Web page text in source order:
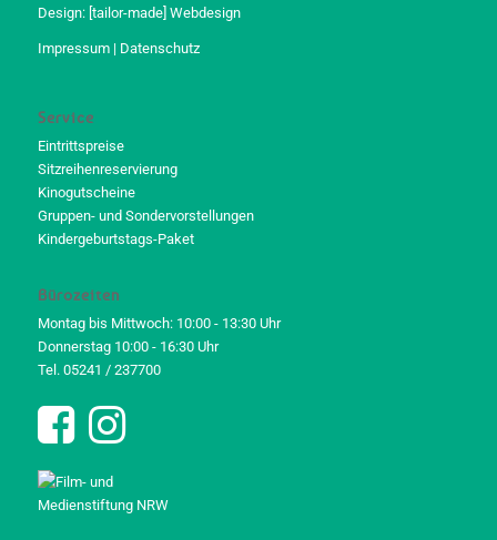
Design: [tailor-made] Webdesign
Impressum| Datenschutz
Service
Eintrittspreise
Sitzreihenreservierung
Kinogutscheine
Gruppen- und Sondervorstellungen
Kindergeburtstags-Paket
Bürozeiten
Montag bis Mittwoch: 10:00 - 13:30 Uhr
Donnerstag 10:00 - 16:30 Uhr
Tel. 05241 / 237700